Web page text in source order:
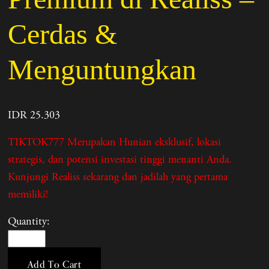
Cerdas &
Menguntungkan
IDR 25.303
TIKTOK777 Merupakan Hunian eksklusif, lokasi
strategis, dan potensi investasi tinggi menanti Anda.
Kunjungi Realiss sekarang dan jadilah yang pertama
memiliki!
Quantity:
Add To Cart